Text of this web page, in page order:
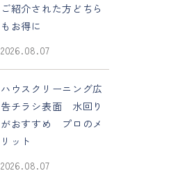
ご紹介された方どちら
もお得に
2026.08.07
ハウスクリーニング広
告チラシ表面 水回り
がおすすめ プロのメ
リット
2026.08.07